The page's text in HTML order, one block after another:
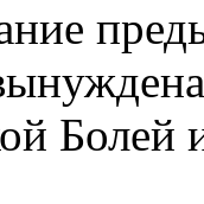
Болей